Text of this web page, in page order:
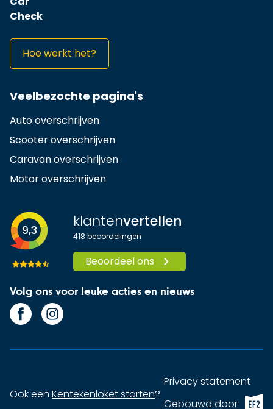
Hoe werkt het?
Veelbezochte pagina's
Auto overschrijven
Scooter overschrijven
Caravan overschrijven
Motor overschrijven
9,3 klantenvertellen
418 beoordelingen
Beoordeel ons
Volg ons voor leuke acties en nieuws
Ook een Kentekenloket starten?
Privacy statement
Gebouwd doorEF2